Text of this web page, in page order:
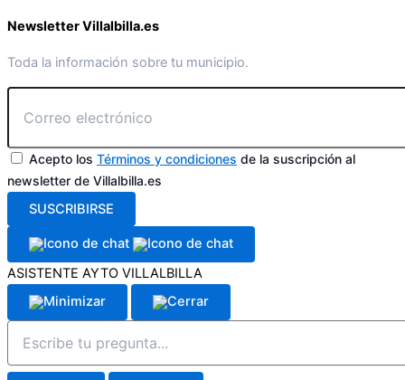
Newsletter Villalbilla.es
Toda la información sobre tu municipio.
Acepto los Términos y condiciones de la suscripción al
newsletter de Villalbilla.es
SUSCRIBIRSE
ASISTENTE AYTO VILLALBILLA